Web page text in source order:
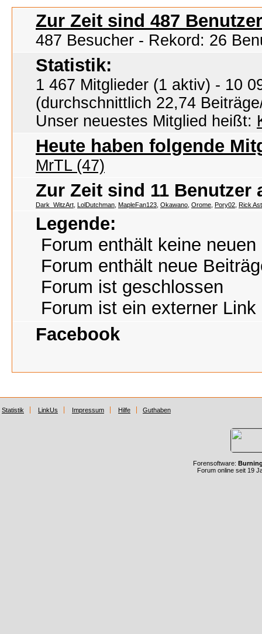
Zur Zeit sind 487
487 Besucher - Rekord: 26
Statistik:
1 467 Mitglieder (1 aktiv) - 10
(durchschnittlich 22,74
Unser neuestes Mitglied heißt:
Heute haben folgende
MrTL (47)
Zur Zeit sind 11 Benutzer
Dark_WitzArt LolDutchman MapleFan123 Okawano Orome Pory02 Rick
Legende:
Forum enthält keine neuen
Forum enthält neue
Forum ist geschlossen
Forum ist ein externer Link
Facebook
Statistik LinkUs Impressum Hilfe Guthaben
Forensoftware:
Forum online seit 19